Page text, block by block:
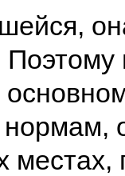
местах,